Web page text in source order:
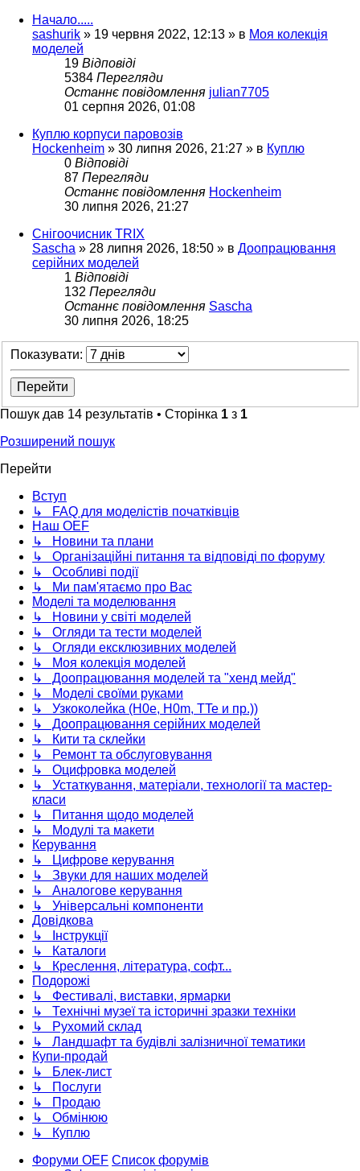
Начало.....
sashurik » 19 червня 2022, 12:13 » в Моя колекція
моделей
19 Відповіді
5384 Перегляди
Останнє повідомлення julian7705
01 серпня 2026, 01:08
Куплю корпуси паровозів
Hockenheim » 30 липня 2026, 21:27 » в Куплю
0 Відповіді
87 Перегляди
Останнє повідомлення Hockenheim
30 липня 2026, 21:27
Снігоочисник TRIX
Sascha » 28 липня 2026, 18:50 » в Доопрацювання
серійних моделей
1 Відповіді
132 Перегляди
Останнє повідомлення Sascha
30 липня 2026, 18:25
Показувати:
Пошук дав 14 результатів • Сторінка 1 з 1
Розширений пошук
Перейти
Вступ
↳ FAQ для моделістів початківців
Наш OEF
↳ Новини та плани
↳ Організаційні питання та відповіді по форуму
↳ Особливі події
↳ Ми пам'ятаємо про Вас
Моделі та моделювання
↳ Новини у світі моделей
↳ Огляди та тести моделей
↳ Огляди ексклюзивних моделей
↳ Моя колекція моделей
↳ Доопрацювання моделей та "хенд мейд"
↳ Моделі своїми руками
↳ Узкоколейка (H0e, H0m, TTe и пр.))
↳ Доопрацювання серійних моделей
↳ Кити та склейки
↳ Ремонт та обслуговування
↳ Оцифровка моделей
↳ Устаткування, матеріали, технології та мастер-
класи
↳ Питання щодо моделей
↳ Модулі та макети
Керування
↳ Цифрове керування
↳ Звуки для наших моделей
↳ Аналогове керування
↳ Універсальні компоненти
Довідкова
↳ Інструкції
↳ Каталоги
↳ Креслення, література, софт...
Подорожі
↳ Фестивалі, виставки, ярмарки
↳ Технічні музеї та історичні зразки техніки
↳ Рухомий склад
↳ Ландшафт та будівлі залізничної тематики
Купи-продай
↳ Блек-лист
↳ Послуги
↳ Продаю
↳ Обмінюю
↳ Куплю
Форуми OEF Список форумів